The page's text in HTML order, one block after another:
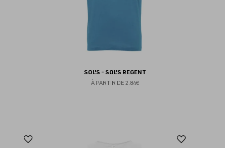
SOL'S - SOL'S REGENT
À PARTIR DE 2.84€